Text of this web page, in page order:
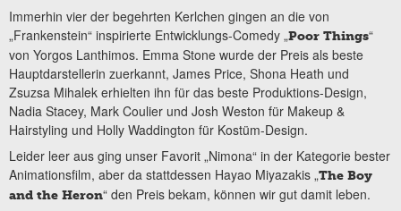
Immerhin vier der begehrten Kerlchen gingen an die von
„Frankenstein“ inspirierte Entwicklungs-Comedy „Poor Things“
von Yorgos Lanthimos. Emma Stone wurde der Preis als beste
Hauptdarstellerin zuerkannt, James Price, Shona Heath und
Zsuzsa Mihalek erhielten ihn für das beste Produktions-Design,
Nadia Stacey, Mark Coulier und Josh Weston für Makeup &
Hairstyling und Holly Waddington für Kostüm-Design.
Leider leer aus ging unser Favorit „Nimona“ in der Kategorie bester
Animationsfilm, aber da stattdessen Hayao Miyazakis „The Boy
and the Heron“ den Preis bekam, können wir gut damit leben.